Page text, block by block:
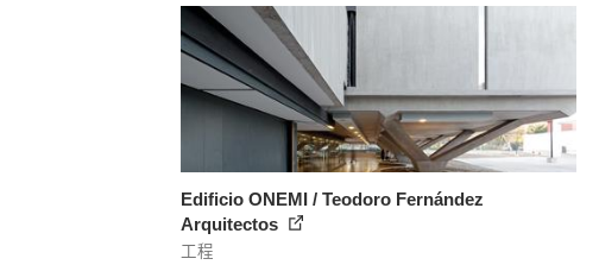
Edificio ONEMI / Teodoro Fernández
Arquitectos
工程